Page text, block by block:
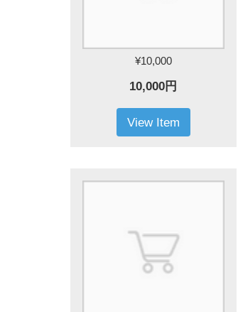
¥10,000
10,000円
View Item